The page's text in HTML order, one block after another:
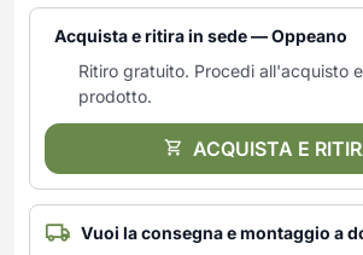
Utensili da cucina
Yogurtiere
Acquista e ritira in sede — Oppeano
Ritiro gratuito. Procedi all'acquisto
prodotto.
ACQUISTA E
Vuoi la consegna e montaggio a